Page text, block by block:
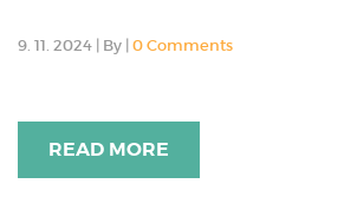
9. 11. 2024 | By | 0 Comments
READ MORE